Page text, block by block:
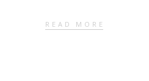
READ MORE